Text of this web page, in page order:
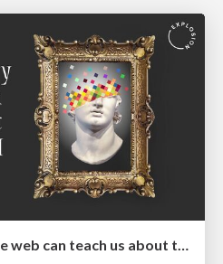
What the history of the web can teach us about the future of AI